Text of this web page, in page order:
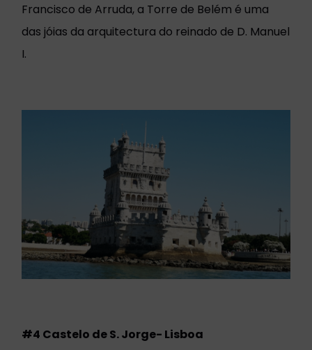
Francisco de Arruda, a Torre de Belém é uma
das jóias da arquitectura do reinado de D. Manuel
I.
#4 Castelo de S. Jorge- Lisboa